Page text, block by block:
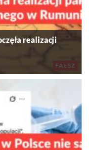
FAŁSZ
realizacji